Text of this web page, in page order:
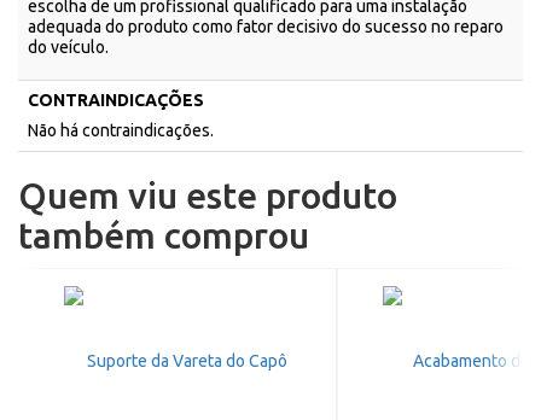
escolha de um profissional qualificado para uma instalação
adequada do produto como fator decisivo do sucesso no reparo
do veículo.
CONTRAINDICAÇÕES
Não há contraindicações.
Quem viu este produto
também comprou